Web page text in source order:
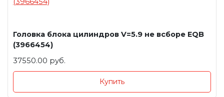
Головка блока цилиндров V=5.9 не всборе EQB
(3966454)
37550.00 руб.
Купить